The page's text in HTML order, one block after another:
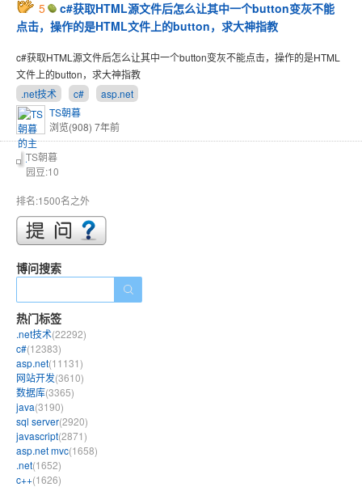
5
c#获取HTML源文件后怎么让其中一个button变灰不能
点击，操作的是HTML文件上的button，求大神指教
c#获取HTML源文件后怎么让其中一个button变灰不能点击，操作的是HTML
文件上的button，求大神指教
.net技术
c#
asp.net
TS朝暮
浏览(908) 7年前
TS朝暮
园豆:10
排名:1500名之外
博问搜索
热门标签
.net技术(22292)
c#(12383)
asp.net(11131)
网站开发(3610)
数据库(3365)
java(3190)
sql server(2920)
javascript(2871)
asp.net mvc(1658)
.net(1652)
c++(1626)